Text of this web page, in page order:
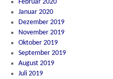
Februar 2020
Januar 2020
Dezember 2019
November 2019
Oktober 2019
September 2019
August 2019
Juli 2019